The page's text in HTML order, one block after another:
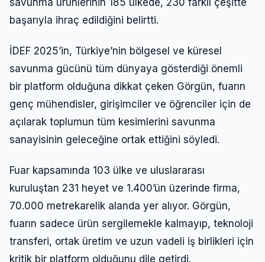
başarıyla ihraç edildiğini belirtti.
İDEF 2025’in, Türkiye’nin bölgesel ve küresel
savunma gücünü tüm dünyaya gösterdiği önemli
bir platform olduğuna dikkat çeken Görgün, fuarın
genç mühendisler, girişimciler ve öğrenciler için de
açılarak toplumun tüm kesimlerini savunma
sanayisinin geleceğine ortak ettiğini söyledi.
Fuar kapsamında 103 ülke ve uluslararası
kuruluştan 231 heyet ve 1.400’ün üzerinde firma,
70.000 metrekarelik alanda yer alıyor. Görgün,
fuarın sadece ürün sergilemekle kalmayıp, teknoloji
transferi, ortak üretim ve uzun vadeli iş birlikleri için
kritik bir platform olduğunu dile getirdi.